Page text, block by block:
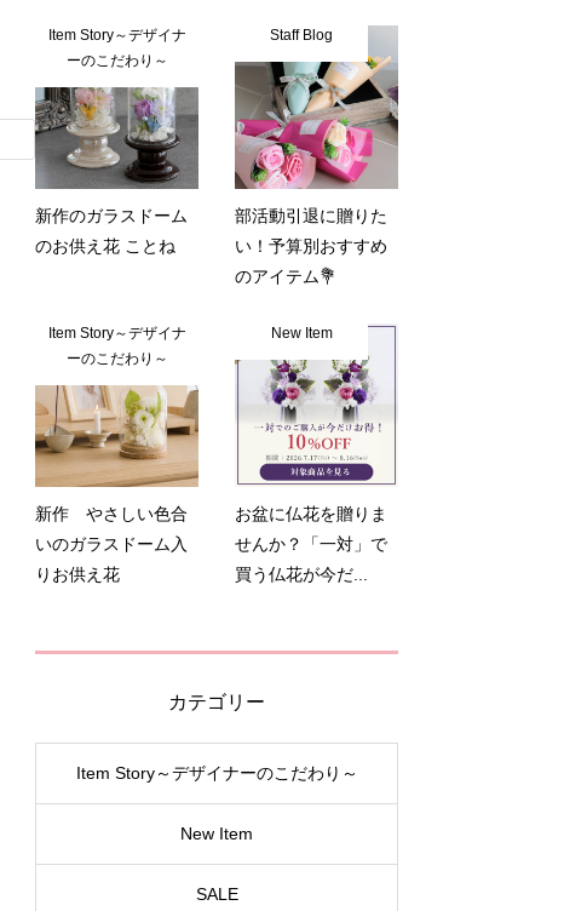
Item Story～デザイナ
ーのこだわり～
新作のガラスドーム
のお供え花 ことね
Staff Blog
部活動引退に贈りた
い！予算別おすすめ
のアイテム💐
Item Story～デザイナ
ーのこだわり～
新作 やさしい色合
いのガラスドーム入
りお供え花
New Item
お盆に仏花を贈りま
せんか？「一対」で
買う仏花が今だ...
カテゴリー
Item Story～デザイナーのこだわり～
New Item
SALE